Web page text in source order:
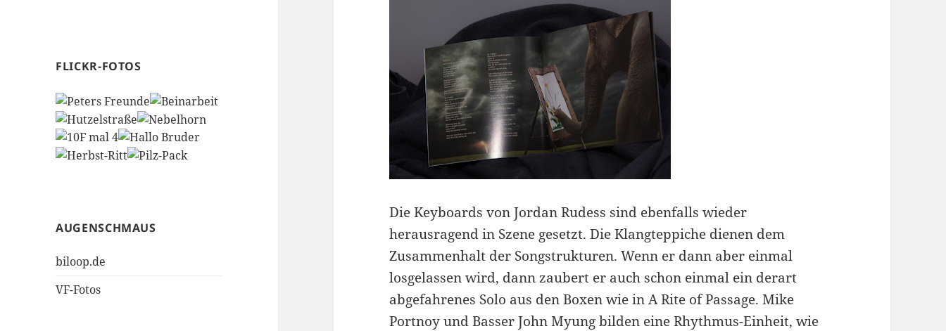
FLICKR-FOTOS
AUGENSCHMAUS
biloop.de
VF-Fotos
Die Keyboards von Jordan Rudess sind ebenfalls wieder
herausragend in Szene gesetzt. Die Klangteppiche dienen dem
Zusammenhalt der Songstrukturen. Wenn er dann aber einmal
losgelassen wird, dann zaubert er auch schon einmal ein derart
abgefahrenes Solo aus den Boxen wie in A Rite of Passage. Mike
Portnoy und Basser John Myung bilden eine Rhythmus-Einheit, wie